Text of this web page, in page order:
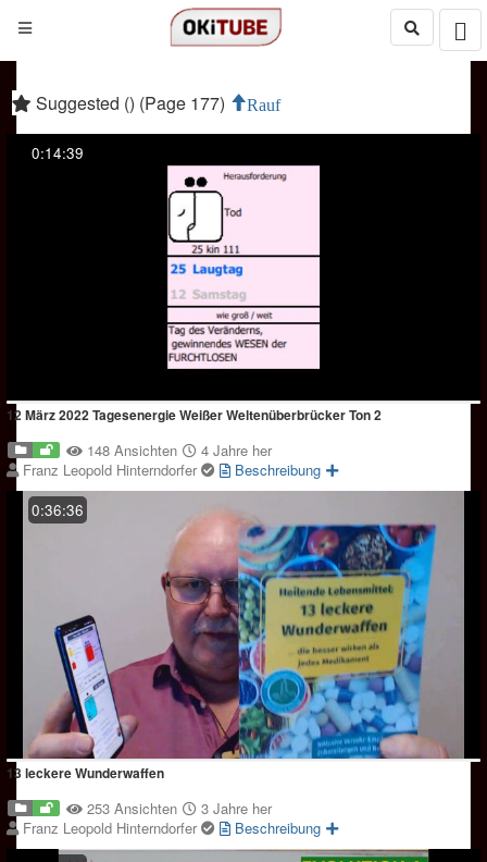
Suggested () (Page 177) Rauf
0:14:39
12 März 2022 Tagesenergie Weißer Weltenüberbrücker Ton 2
148 Ansichten
4 Jahre her
Franz Leopold Hinterndorfer
Beschreibung
0:36:36
13 leckere Wunderwaffen
253 Ansichten
3 Jahre her
Franz Leopold Hinterndorfer
Beschreibung